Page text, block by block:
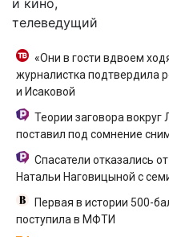
и кино,
телеведущий
«Они в гости вдвоем
журналистка подтвердила
и Исаковой
Теории заговора вокруг
поставил под сомнение
Спасатели отказались
Натальи Наговицыной с
Первая в истории 500-
поступила в МФТИ